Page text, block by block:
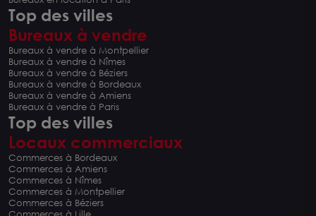
Top des villes
Bureaux à vendre
Bureaux à vendre à Montpellier
Bureaux à vendre à Nîmes
Bureaux à vendre à Béziers
Bureaux à vendre à Bordeaux
Bureaux à vendre à Amiens
Bureaux à vendre à Paris
Top des villes
Locaux commerciaux
Commerces à Bordeaux
Commerces à Amiens
Commerces à Nîmes
Commerces à Montpellier
Commerces à Béziers